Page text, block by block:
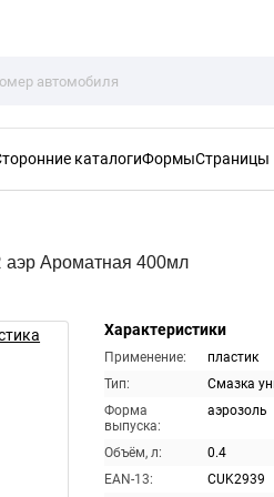
каталогиФормыСтраницы
аэр Ароматная 400мл
Характеристики
Применение:
пластик
Тип:
Смазка
Форма
выпуска:
аэрозоль
Объём, л:
0.4
EAN-13:
CUK2939